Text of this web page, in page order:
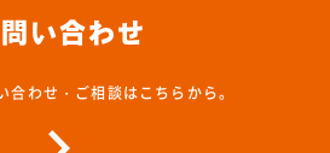
い合わせ
合わせ・ご相談はこちらから。